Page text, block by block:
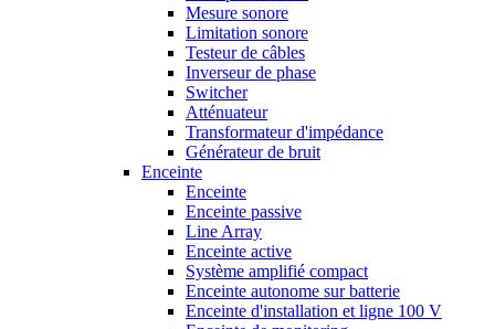
Mesure sonore
Limitation sonore
Testeur de câbles
Inverseur de phase
Switcher
Atténuateur
Transformateur d'impédance
Générateur de bruit
Enceinte
Enceinte
Enceinte passive
Line Array
Enceinte active
Système amplifié compact
Enceinte autonome sur batterie
Enceinte d'installation et ligne 100 V